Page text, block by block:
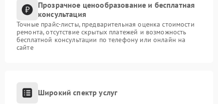
Прозрачное ценообразование и бесплатная
консультация
Точные прайс-листы, предварительная оценка стоимости
ремонта, отсутствие скрытых платежей и возможность
бесплатной консультации по телефону или онлайн на
сайте
Широкий спектр услуг